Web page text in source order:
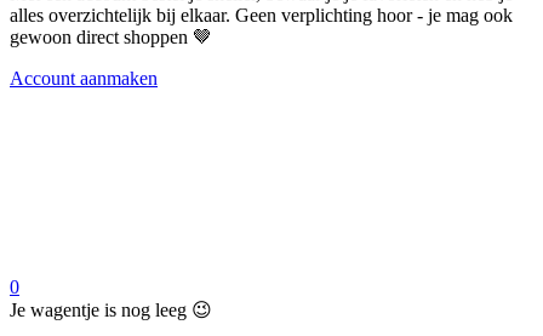
alles overzichtelijk bij elkaar. Geen verplichting hoor - je mag ook
gewoon direct shoppen 🤎
Account aanmaken
0
Je wagentje is nog leeg 😉